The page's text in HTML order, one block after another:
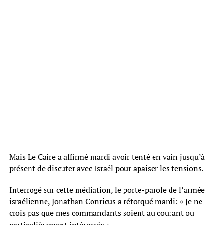
Mais Le Caire a affirmé mardi avoir tenté en vain jusqu’à
présent de discuter avec Israël pour apaiser les tensions.
Interrogé sur cette médiation, le porte-parole de l’armée
israélienne, Jonathan Conricus a rétorqué mardi: « Je ne
crois pas que mes commandants soient au courant ou